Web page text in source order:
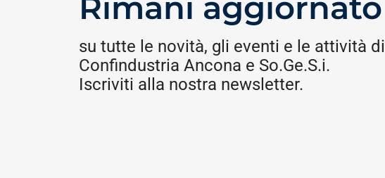
su tutte le novità, gli eventi e le attività di
Confindustria Ancona e So.Ge.S.i.
Iscriviti alla nostra newsletter.